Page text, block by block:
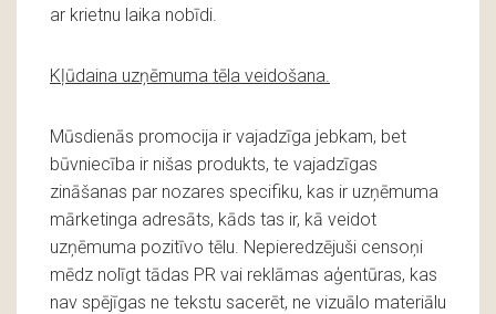
ar krietnu laika nobīdi.
Kļūdaina uzņēmuma tēla veidošana.
Mūsdienās promocija ir vajadzīga jebkam, bet
būvniecība ir nišas produkts, te vajadzīgas
zināšanas par nozares specifiku, kas ir uzņēmuma
mārketinga adresāts, kāds tas ir, kā veidot
uzņēmuma pozitīvo tēlu. Nepieredzējuši censoņi
mēdz nolīgt tādas PR vai reklāmas aģentūras, kas
nav spējīgas ne tekstu sacerēt, ne vizuālo materiālu